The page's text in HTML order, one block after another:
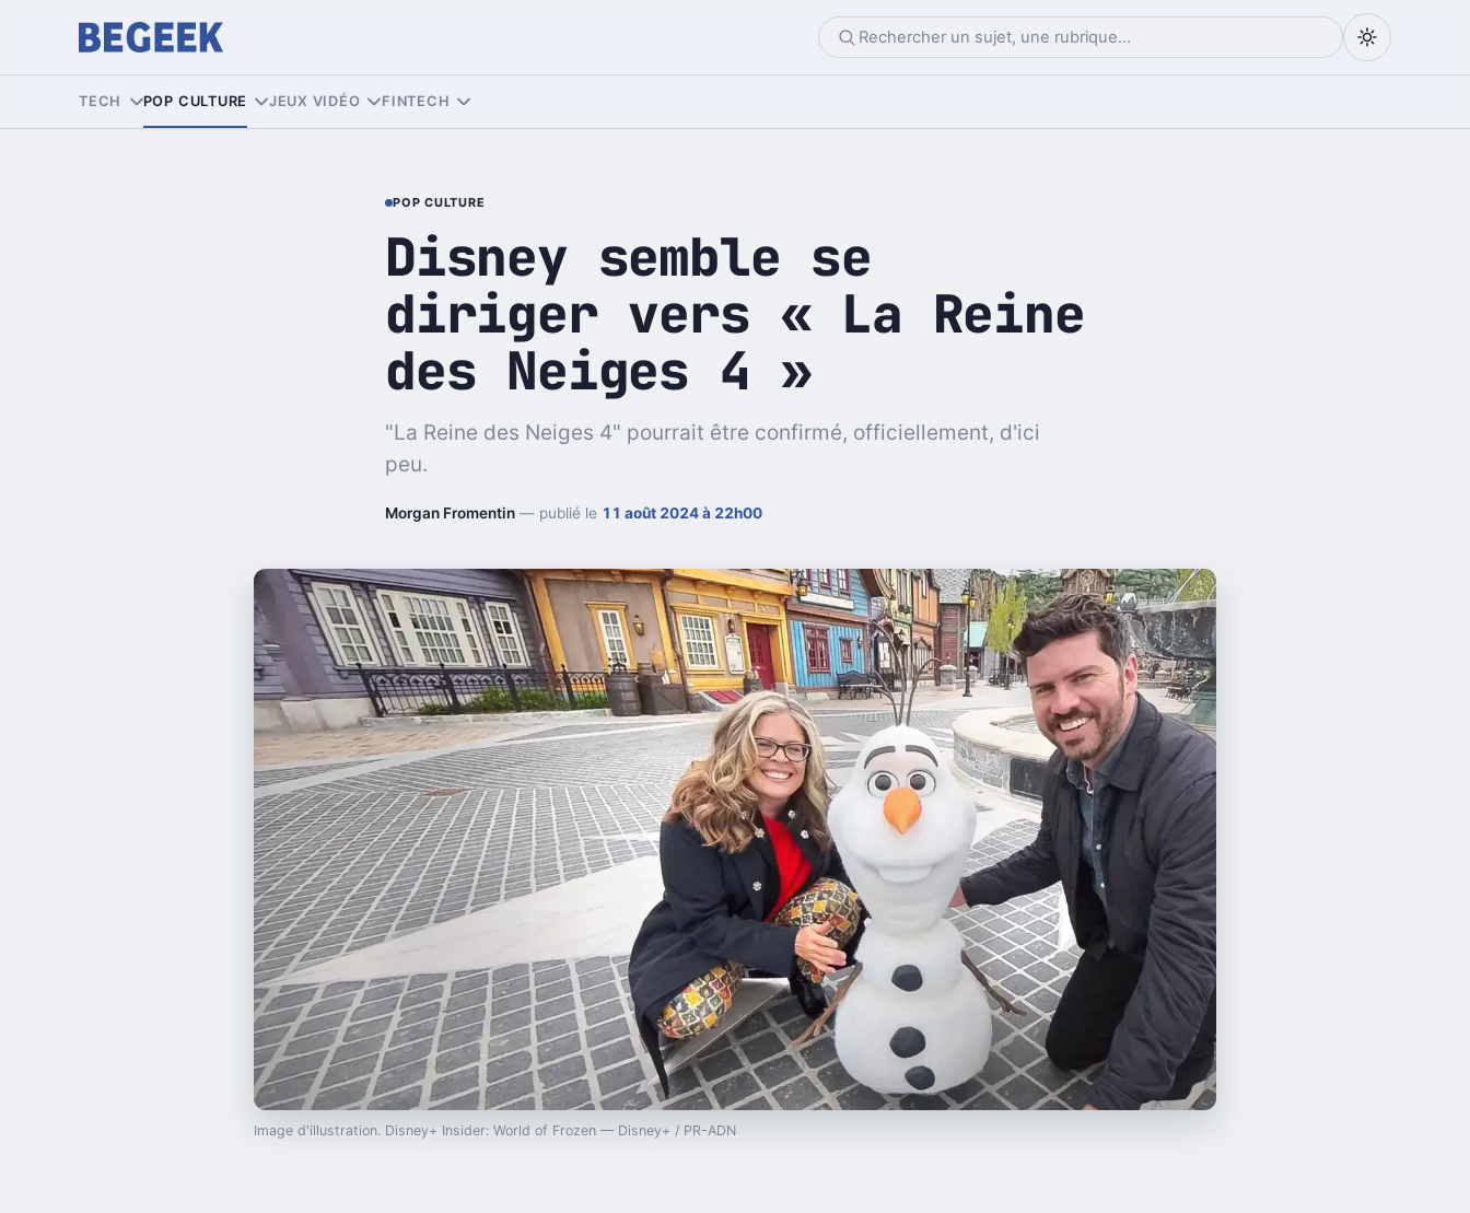
TECH POP CULTURE JEUX VIDÉO FINTECH
POP CULTURE
Disney semble se
diriger vers « La Reine
des Neiges 4 »
"La Reine des Neiges 4" pourrait être confirmé, officiellement, d'ici
peu.
Morgan Fromentin — publié le 11 août 2024 à 22h00
Image d'illustration. Disney+ Insider: World of Frozen — Disney+ / PR-ADN